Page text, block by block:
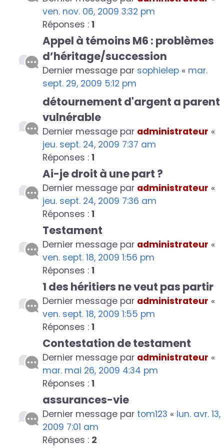
ven. nov. 06, 2009 3:32 pm
Réponses : 1
Appel à témoins M6 : problèmes
d’héritage/succession
Dernier message par sophielep « mar.
sept. 29, 2009 5:12 pm
détournement d'argent a parent
vulnérable
Dernier message par administrateur «
jeu. sept. 24, 2009 7:37 am
Réponses : 1
Ai-je droit à une part ?
Dernier message par administrateur «
jeu. sept. 24, 2009 7:36 am
Réponses : 1
Testament
Dernier message par administrateur «
ven. sept. 18, 2009 1:56 pm
Réponses : 1
1 des héritiers ne veut pas partir
Dernier message par administrateur «
ven. sept. 18, 2009 1:55 pm
Réponses : 1
Contestation de testament
Dernier message par administrateur «
mar. mai 26, 2009 4:34 pm
Réponses : 1
assurances-vie
Dernier message par tom123 « lun. avr. 13,
2009 7:01 am
Réponses : 2